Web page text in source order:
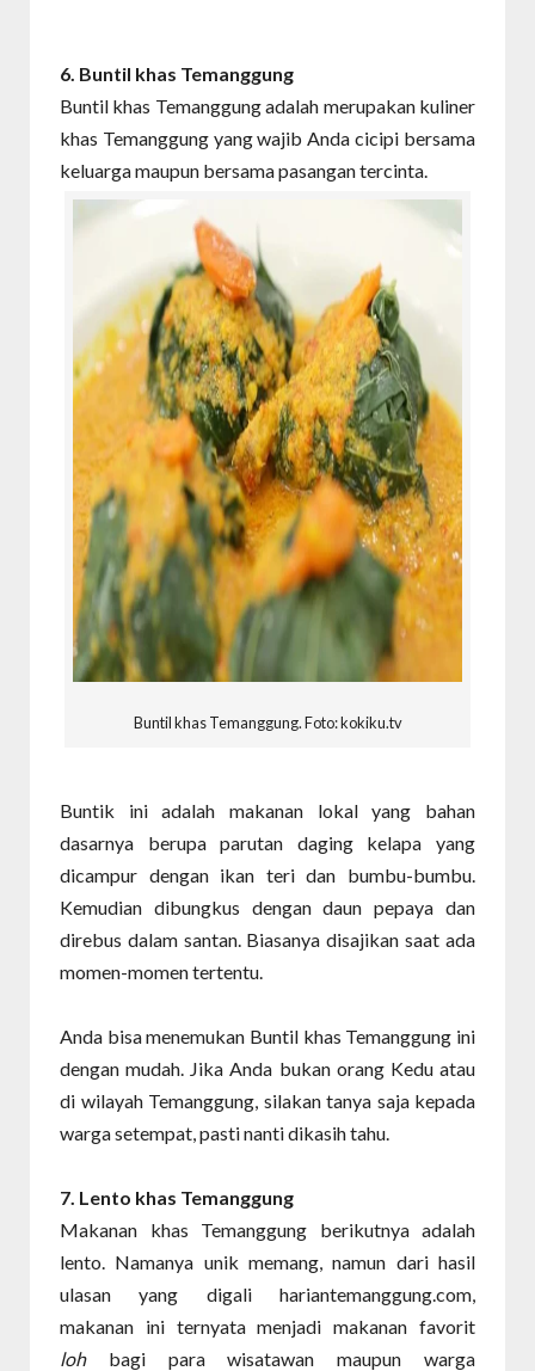
6. Buntil khas Temanggung
Buntil khas Temanggung adalah merupakan kuliner
khas Temanggung yang wajib Anda cicipi bersama
keluarga maupun bersama pasangan tercinta.
Buntil khas Temanggung. Foto: kokiku.tv
Buntik ini adalah makanan lokal yang bahan
dasarnya berupa parutan daging kelapa yang
dicampur dengan ikan teri dan bumbu-bumbu.
Kemudian dibungkus dengan daun pepaya dan
direbus dalam santan. Biasanya disajikan saat ada
momen-momen tertentu.
Anda bisa menemukan Buntil khas Temanggung ini
dengan mudah. Jika Anda bukan orang Kedu atau
di wilayah Temanggung, silakan tanya saja kepada
warga setempat, pasti nanti dikasih tahu.
7. Lento khas Temanggung
Makanan khas Temanggung berikutnya adalah
lento. Namanya unik memang, namun dari hasil
ulasan yang digali hariantemanggung.com,
makanan ini ternyata menjadi makanan favorit
lohbagi para wisatawan maupun warga